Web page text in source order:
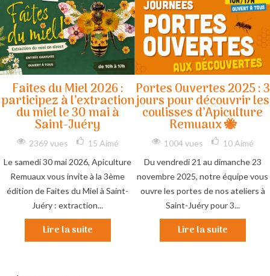
Faites du Miel 2026 :
participez à l’extraction
du miel le 30 mai à
Saint-Juéry
2369 vues 15 Aimé
Le samedi 30 mai 2026, Apiculture
Remuaux vous invite à la 3ème
édition de Faites du Miel à Saint-
Juéry : extraction...
Lire la suite
Portes Ouvertes 2025 : 3
jours pour découvrir les
coulisses d’Apiculture
Remuaux 🐝
1004 vues 10 Aimé
Du vendredi 21 au dimanche 23
novembre 2025, notre équipe vous
ouvre les portes de nos ateliers à
Saint-Juéry pour 3...
Lire la suite